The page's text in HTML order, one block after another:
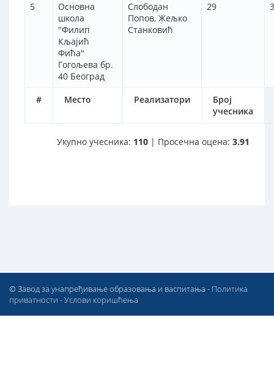
# Место Реализатори
Број
учесника
5
Основна
школа
"Филип
Кљајић
Фића"
Гогољева бр.
40 Београд
Слободан
Попов, Жељко
Станковић
29
Укупно учесника: 110 | Просечна оцена: 3.91
© Завод за унапређивање образовања и васпитања - Политика
приватности -Услови коришћења